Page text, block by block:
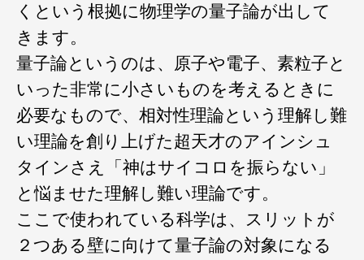
くという根拠に物理学の量子論が出して
きます。
量子論というのは、原子や電子、素粒子と
いった非常に小さいものを考えるときに
必要なもので、相対性理論という理解し難
い理論を創り上げた超天才のアインシュ
タインさえ「神はサイコロを振らない」
と悩ませた理解し難い理論です。
ここで使われている科学は、スリットが
２つある壁に向けて量子論の対象になる